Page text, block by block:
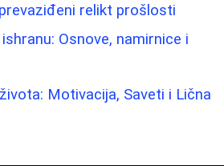
relikt prošlosti
Osnove, namirnice i
Motivacija, Saveti i Lična